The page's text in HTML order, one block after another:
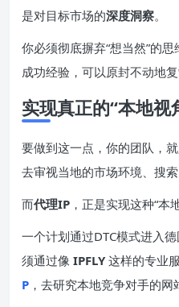
是对目标市场的深度洞察。
你必须彻底摒弃“想当然”的
成功经验，可以原封不动地复
实现真正的“本地视
要做到这一点，你的团队，
去审视当地的市场环境、搜索
而代理IP ，正是实现这种“本
一个计划通过DTC模式进入
须通过像 IPFLY 这样的专业
P ，去研究本地竞争对手的网